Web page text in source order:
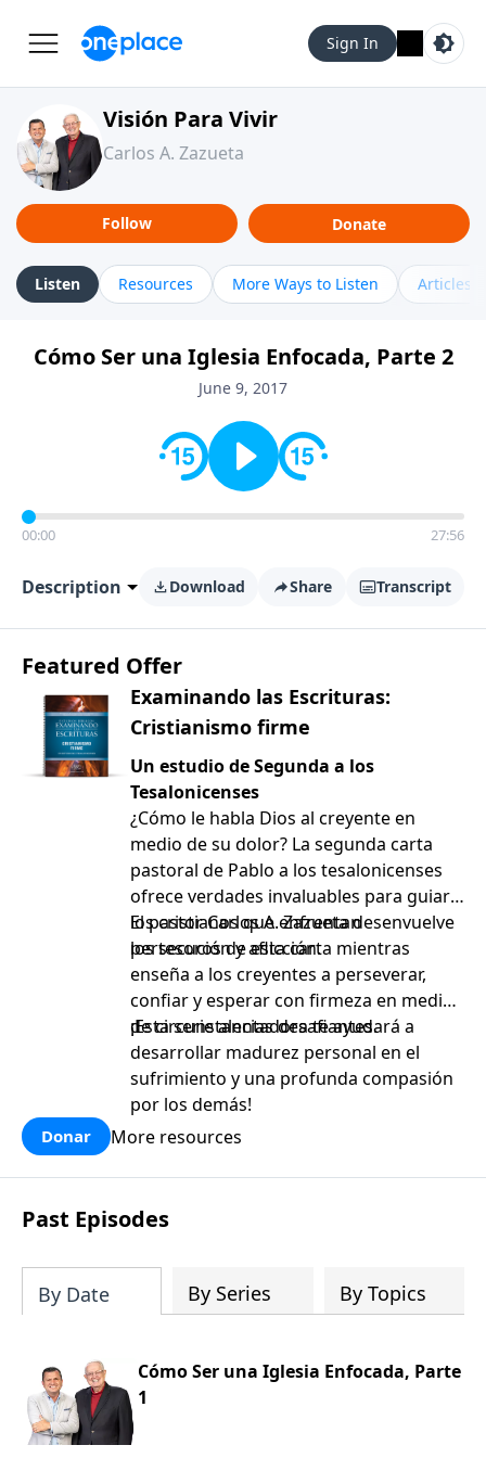
Sign In
Visión Para Vivir
Carlos A. Zazueta
Follow Donate
Listen Resources More Ways to Listen Articles
Cómo Ser una Iglesia Enfocada, Parte 2
June 9, 2017
00:00 27:56
Description Download Share Transcript
Featured Offer
Examinando las Escrituras:
Cristianismo firme
Un estudio de Segunda a los
Tesalonicenses
¿Cómo le habla Dios al creyente en
medio de su dolor? La segunda carta
pastoral de Pablo a los tesalonicenses
ofrece verdades invaluables para guiar a
los cristianos que enfrentan
persecución y aflicción.
El pastor Carlos A. Zazueta desenvuelve
los tesoros de esta carta mientras
enseña a los creyentes a perseverar,
confiar y esperar con firmeza en medio
de circunstancias desafiantes.
¡Esta serie alentadora te ayudará a
desarrollar madurez personal en el
sufrimiento y una profunda compasión
por los demás!
Donar More resources
Past Episodes
By Date By Series By Topics
Cómo Ser una Iglesia Enfocada, Parte
1